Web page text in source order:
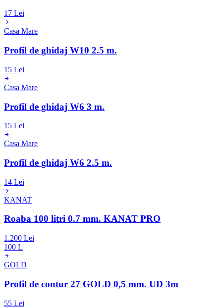
17 Lei
Casa Mare
Profil de ghidaj W10 2.5 m.
15 Lei
Casa Mare
Profil de ghidaj W6 3 m.
15 Lei
Casa Mare
Profil de ghidaj W6 2.5 m.
14 Lei
KANAT
Roaba 100 litri 0.7 mm. KANAT PRO
1.200 Lei
100 L
GOLD
Profil de contur 27 GOLD 0,5 mm. UD 3m
55 Lei